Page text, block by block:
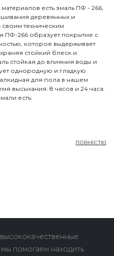
есть эмаль ПФ - 266,
деревянных и
техническим
ПФ-266 образует покрытие с
которое выдерживает
стойкий блеск и
стойкая до влияния воды и
однородную и гладкую
для пола в нашем
высыхания: 8 часов и 24 часа.
есть:
повністю
помогаем находить